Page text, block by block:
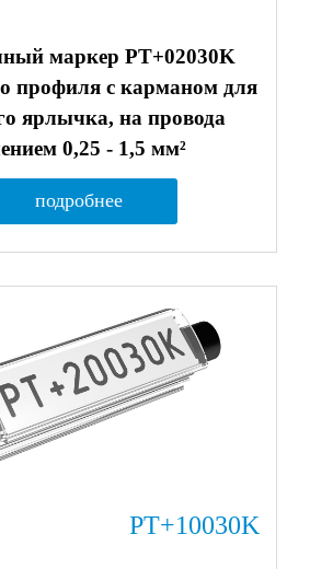
маркер PT+02030K
профиля с карманом для
ярлычка, на провода
0,25 - 1,5 мм²
подробнее
PT+10030K